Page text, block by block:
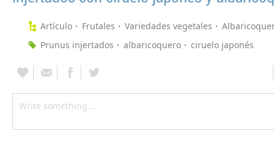
Artículo Frutales Variedades vegetales
Prunus injertados
albaricoquero ciruelo japonés